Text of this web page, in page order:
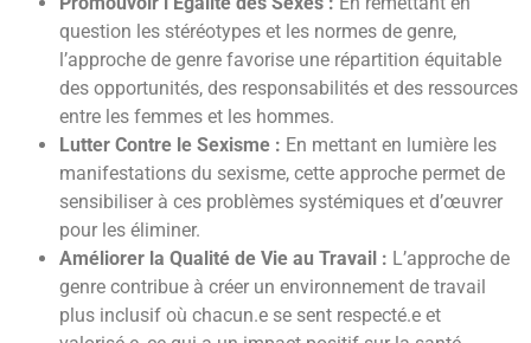
question les stéréotypes et les normes de genre,
l’approche de genre favorise une répartition équitable
des opportunités, des responsabilités et des ressources
entre les femmes et les hommes.
Lutter Contre le Sexisme : En mettant en lumière les
manifestations du sexisme, cette approche permet de
sensibiliser à ces problèmes systémiques et d’œuvrer
pour les éliminer.
Améliorer la Qualité de Vie au Travail : L’approche de
genre contribue à créer un environnement de travail
plus inclusif où chacun.e se sent respecté.e et